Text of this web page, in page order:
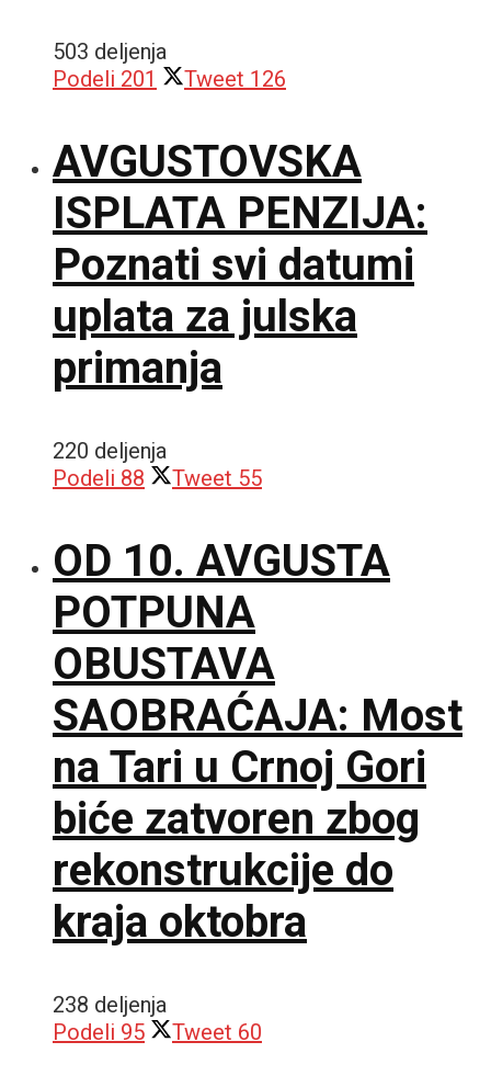
503 deljenja
Podeli 201 Tweet 126
AVGUSTOVSKA
ISPLATA PENZIJA:
Poznati svi datumi
uplata za julska
primanja
220 deljenja
Podeli 88 Tweet 55
OD 10. AVGUSTA
POTPUNA
OBUSTAVA
SAOBRAĆAJA: Most
na Tari u Crnoj Gori
biće zatvoren zbog
rekonstrukcije do
kraja oktobra
238 deljenja
Podeli 95 Tweet 60